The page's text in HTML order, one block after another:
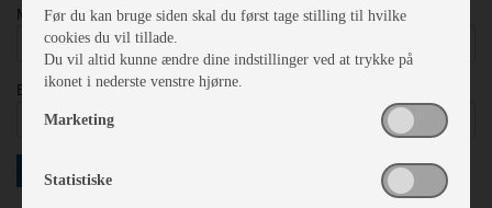
Mobil nr. *
E-mail *
OPRET SAMTYKKE
Før du kan bruge siden skal du først tage stilling til hvilke
cookies du vil tillade.
Du vil altid kunne ændre dine indstillinger ved at trykke på
ikonet i nederste venstre hjørne.
Marketing
Statistiske